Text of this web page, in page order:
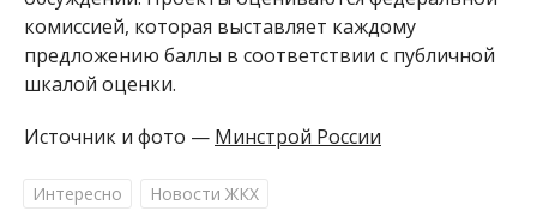
комиссией, которая выставляет каждому
предложению баллы в соответствии с публичной
шкалой оценки.
Источник и фото — Минстрой России
Интересно Новости ЖКХ